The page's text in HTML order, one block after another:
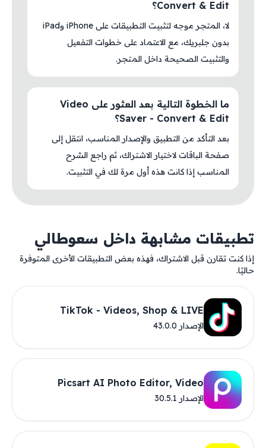
Convert & Edit؟
لا، المتجر موجه لتثبيت التطبيقات على iPhone وiPad
بدون جلبريك، مع الاعتماد على خطوات التفعيل
والتثبيت الصحيحة داخل المتجر.
ما الخطوة التالية بعد العثور على Video
Saver - Convert & Edit؟
بعد التأكد من التطبيق والإصدار المناسب، انتقل إلى
صفحة الباقات لاختيار الاشتراك، ثم راجع الشرح
المناسب إذا كانت هذه أول مرة لك في التثبيت.
تطبيقات مشابهة داخل سعوطالي
إذا كنت تقارن قبل الاشتراك، فهذه بعض التطبيقات الأخرى المتوفرة
حاليًا.
TikTok - Videos, Shop & LIVE
الإصدار 43.0.0
Picsart AI Photo Editor, Video
الإصدار 30.5.1